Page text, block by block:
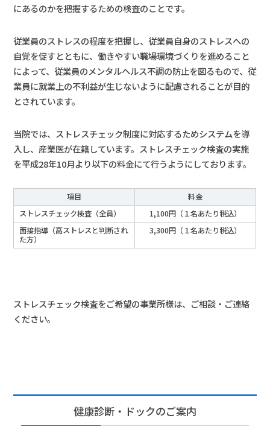
にあるのかを把握するための検査のことです。
従業員のストレスの程度を把握し、従業員自身のストレスへの
自覚を促すとともに、働きやすい職場環境づくりを進めること
によって、従業員のメンタルヘルス不調の防止を図るもので、従
業員に就業上の不利益が生じないように配慮されることが目的
とされています。
当院では、ストレスチェック制度に対応するためシステムを導
入し、産業医が在籍しています。ストレスチェック検査の実施
を平成28年10月より以下の料金にて行うようにしております。
項目
料金
ストレスチェック検査（全員）
1,100円（１名あたり税込）
面接指導（高ストレスと判断され
た方）
3,300円（１名あたり税込）
ストレスチェック検査をご希望の事業所様は、ご相談・ご連絡
ください。
健康診断・ドックのご案内